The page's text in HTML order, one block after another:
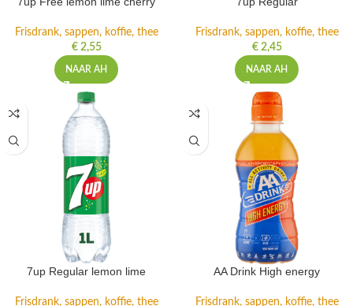
Frisdrank, sappen, koffie, thee
€2,55
NAAR AH
Frisdrank, sappen, koffie, thee
€2,45
NAAR AH
7up Regular lemon lime
Frisdrank, sappen, koffie, thee
AA Drink High energy
Frisdrank, sappen, koffie, thee